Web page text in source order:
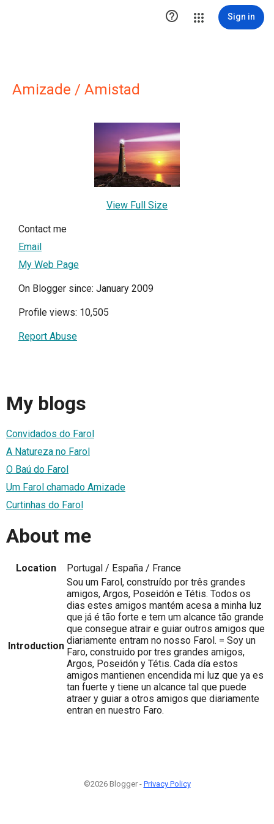
 Sign in
Amizade / Amistad
View Full Size
Contact me
Email
My Web Page
On Blogger since: January 2009
Profile views: 10,505
Report Abuse
My blogs
Convidados do Farol
A Natureza no Farol
O Baú do Farol
Um Farol chamado Amizade
Curtinhas do Farol
About me
Location Portugal / España / France
Introduction
Sou um Farol, construído por três grandes
amigos, Argos, Poseidón e Tétis. Todos os
dias estes amigos mantém acesa a minha luz
que já é tão forte e tem um alcance tão grande
que consegue atrair e guiar outros amigos que
diariamente entram no nosso Farol. = Soy un
Faro, construido por tres grandes amigos,
Argos, Poseidón y Tétis. Cada día estos
amigos mantienen encendida mi luz que ya es
tan fuerte y tiene un alcance tal que puede
atraer y guiar a otros amigos que diariamente
entran en nuestro Faro.
©2026 Blogger - Privacy Policy